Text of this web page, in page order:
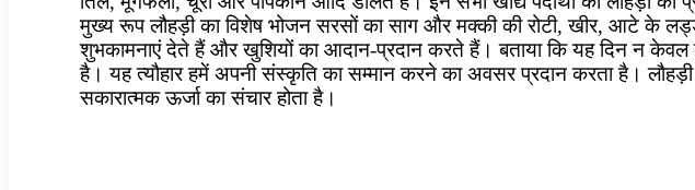
मुख्य रूप लौहड़ी का विशेष भोजन सरसों का साग और मक्की की रोटी, खीर, आटे के
शुभकामनाएं देते हैं और खुशियों का आदान-प्रदान करते हैं। बताया कि यह दिन न केवल
है। यह त्यौहार हमें अपनी संस्कृति का सम्मान करने का अवसर प्रदान करता है।
सकारात्मक ऊर्जा का संचार होता है।